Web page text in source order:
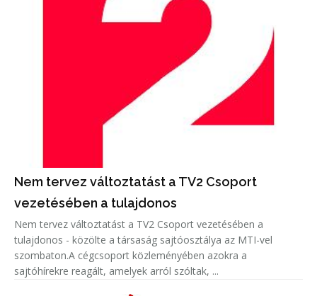
Nem tervez változtatást a TV2 Csoport
vezetésében a tulajdonos
Nem tervez változtatást a TV2 Csoport vezetésében a
tulajdonos - közölte a társaság sajtóosztálya az MTI-vel
szombaton.A cégcsoport közleményében azokra a
sajtóhírekre reagált, amelyek arról szóltak, ...